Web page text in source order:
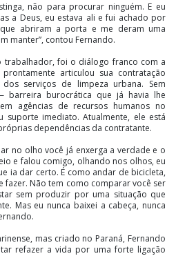
não para procurar ninguém. E eu
a Deus, eu estava ali e fui achado por
que abriram a porta e me deram uma
manter”, contou Fernando.
trabalhador, foi o diálogo franco com a
articulou sua contratação
serviços de limpeza urbana. Sem
barreira burocrática que já havia lhe
agências de recursos humanos no
suporte imediato. Atualmente, ele está
dependências da contratante.
no olho você já enxerga a verdade e o
e falou comigo, olhando nos olhos, eu
ia dar certo. É como andar de bicicleta,
fazer. Não tem como comparar você ser
sem produzir por uma situação que
Mas eu nunca baixei a cabeça, nunca
mas criado no Paraná, Fernando
refazer a vida por uma forte ligação